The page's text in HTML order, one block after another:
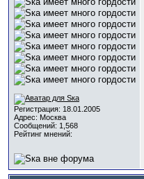
Регистрация: 18.01.2005
Адрес: Москва
Сообщений: 1,568
Рейтинг мнений: